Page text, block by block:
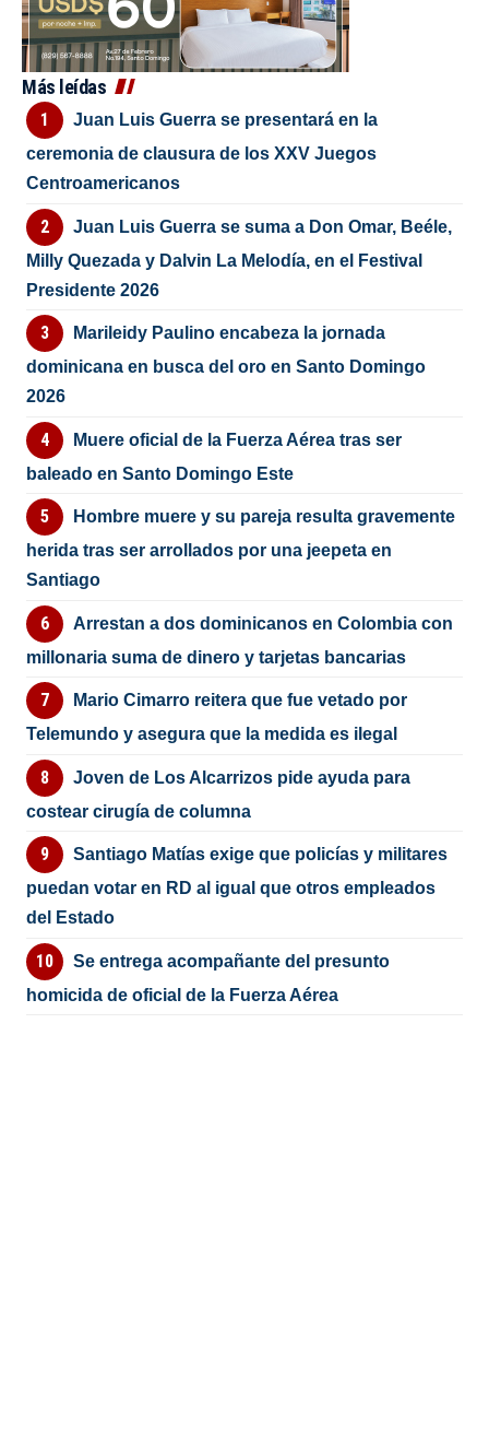
Más leídas
Juan Luis Guerra se presentará en la
ceremonia de clausura de los XXV Juegos
Centroamericanos
Juan Luis Guerra se suma a Don Omar, Beéle,
Milly Quezada y Dalvin La Melodía, en el Festival
Presidente 2026
Marileidy Paulino encabeza la jornada
dominicana en busca del oro en Santo Domingo
2026
Muere oficial de la Fuerza Aérea tras ser
baleado en Santo Domingo Este
Hombre muere y su pareja resulta gravemente
herida tras ser arrollados por una jeepeta en
Santiago
Arrestan a dos dominicanos en Colombia con
millonaria suma de dinero y tarjetas bancarias
Mario Cimarro reitera que fue vetado por
Telemundo y asegura que la medida es ilegal
Joven de Los Alcarrizos pide ayuda para
costear cirugía de columna
Santiago Matías exige que policías y militares
puedan votar en RD al igual que otros empleados
del Estado
Se entrega acompañante del presunto
homicida de oficial de la Fuerza Aérea